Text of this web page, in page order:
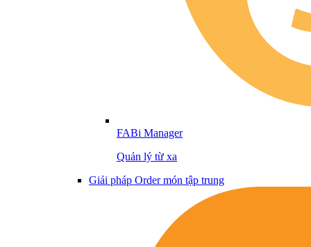
FABi Manager
Quản lý từ xa
Giải pháp Order món tập trung